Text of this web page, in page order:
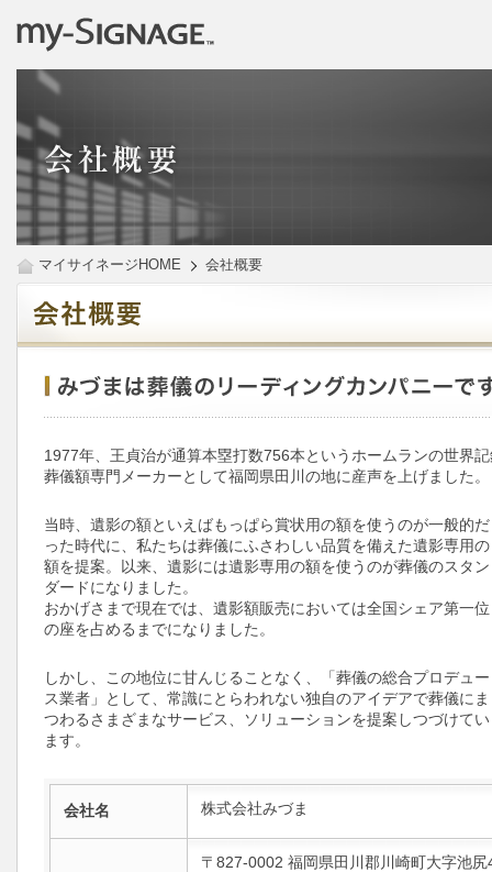
マイサイネージHOME 会社概要
1977年、王貞治が通算本塁打数756本というホームランの世界
葬儀額専門メーカーとして福岡県田川の地に産声を上げました。
当時、遺影の額といえばもっぱら賞状用の額を使うのが一般的だ
った時代に、私たちは葬儀にふさわしい品質を備えた遺影専用の
額を提案。以来、遺影には遺影専用の額を使うのが葬儀のスタン
ダードになりました。
おかげさまで現在では、遺影額販売においては全国シェア第一位
の座を占めるまでになりました。
しかし、この地位に甘んじることなく、「葬儀の総合プロデュー
ス業者」として、常識にとらわれない独自のアイデアで葬儀にま
つわるさまざまなサービス、ソリューションを提案しつづけてい
ます。
会社名 株式会社みづま
〒827-0002 福岡県田川郡川崎町大字池